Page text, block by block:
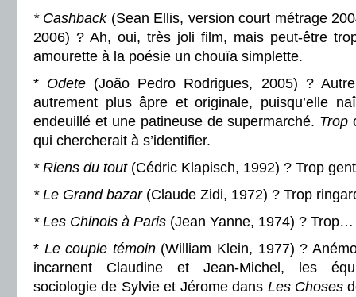
* Cashback(Sean Ellis, version court métrage
2006) ? Ah, oui, très joli film, mais peut-être
amourette à la poésie un chouïa simplette.
* Odete (João Pedro Rodrigues, 2005) ?
autrement plus âpre et originale, puisqu’elle
endeuillé et une patineuse de supermarché. Trop
qui chercherait à s’identifier.
* Riens du tout(Cédric Klapisch, 1992) ? Trop
* Le Grand bazar(Claude Zidi, 1972) ? Trop
* Les Chinois à Paris (Jean Yanne, 1974) ?
* Le couple témoin(William Klein, 1977) ?
incarnent Claudine et Jean-Michel, les
sociologie de Sylvie et Jérome dans Les Choses